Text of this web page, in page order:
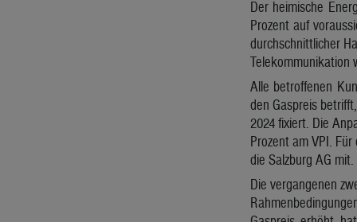
Der heimische
Prozent auf
durchschnittlicher
Telekommunikation
Alle betroffenen
den Gaspreis
2024 fixiert. Die
Prozent am VPI.
die Salzburg AG mit.
Die vergangenen